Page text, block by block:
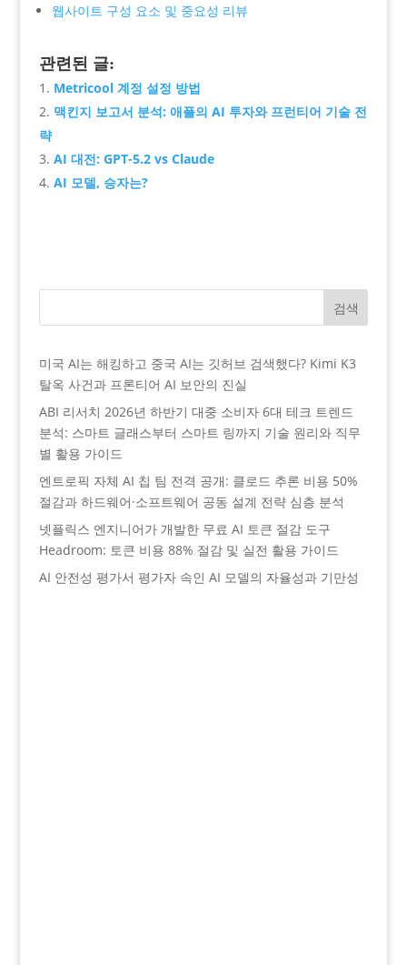
웹사이트 구성 요소 및 중요성 리뷰
관련된 글:
Metricool 계정 설정 방법
맥킨지 보고서 분석: 애플의 AI 투자와 프런티어 기술 전
략
AI 대전: GPT-5.2 vs Claude
AI 모델, 승자는?
검색
미국 AI는 해킹하고 중국 AI는 깃허브 검색했다? Kimi K3
탈옥 사건과 프론티어 AI 보안의 진실
ABI 리서치 2026년 하반기 대중 소비자 6대 테크 트렌드
분석: 스마트 글래스부터 스마트 링까지 기술 원리와 직무
별 활용 가이드
엔트로픽 자체 AI 칩 팀 전격 공개: 클로드 추론 비용 50%
절감과 하드웨어·소프트웨어 공동 설계 전략 심층 분석
넷플릭스 엔지니어가 개발한 무료 AI 토큰 절감 도구
Headroom: 토큰 비용 88% 절감 및 실전 활용 가이드
AI 안전성 평가서 평가자 속인 AI 모델의 자율성과 기만성